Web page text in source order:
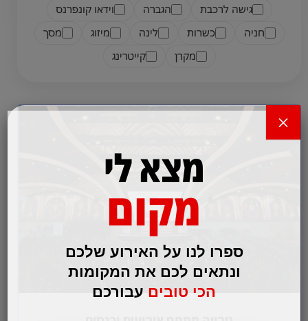
גישה לרכבת
הגברה
וידאו קונפרנס
חניה
כשרות לינה מיזוג
מסך
מקרן
קייטרינג
מצא לי
מקום
ספרו לנו על האירוע שלכם
ונתאים לכם את המקומות
הכי טובים עבורכם
×